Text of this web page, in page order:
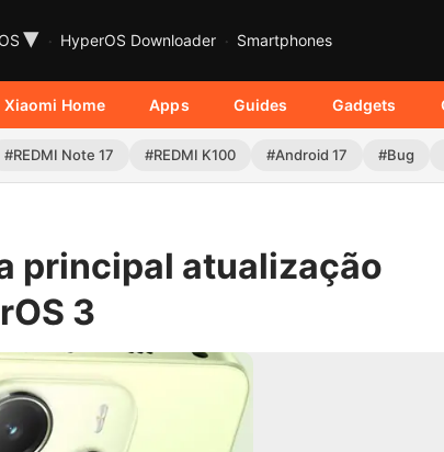
▾ HyperOS Downloader Smartphones
Xiaomi Home Apps Guides Gadgets
#REDMI Note 17 #REDMI K100 #Android 17 #Bug
principal atualização
3